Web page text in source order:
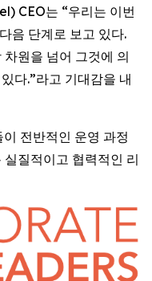
CEO는 “우리는 이번
음 단계로 보고 있다.
원을 넘어 그것에 의
다.”라고 기대감을 내
전반적인 운영 과정
질적이고 협력적인 리